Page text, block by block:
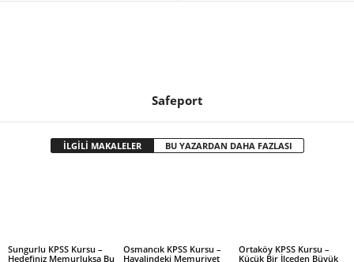
Safeport
İLGİLİ MAKALELER BU YAZARDAN DAHA FAZLASI
Sungurlu KPSS Kursu –
Hedefiniz Memurluksa Bu
Osmancık KPSS Kursu –
Hayalindeki Memuriyet
Ortaköy KPSS Kursu –
Küçük Bir İlçeden Büyük